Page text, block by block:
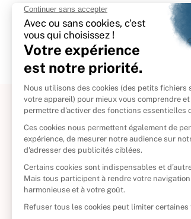
À propos
Politique de retour
Reprendre vos livres
Qui sommes-nous ?